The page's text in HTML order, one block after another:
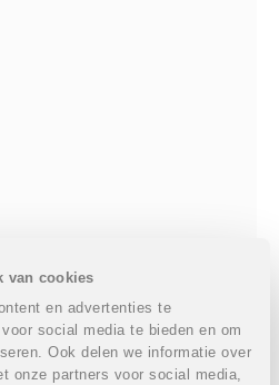
van cookies
en advertenties te
social media te bieden en om
Ook delen we informatie over
onze partners voor social media,